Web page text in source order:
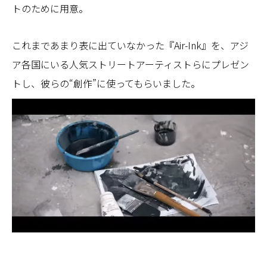
トのために用意。
これまであまり表に出ていなかった『Air-Ink』を、アジ
ア各国にいる人気ストリートアーティストらにプレゼン
トし、彼らの“創作”に使ってもらいました。